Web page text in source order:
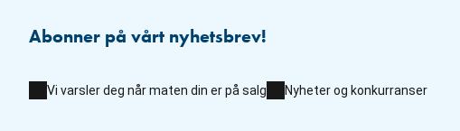
Abonner på vårt nyhetsbrev!
Vi varsler deg når maten din er på salg Nyheter og konkurranser